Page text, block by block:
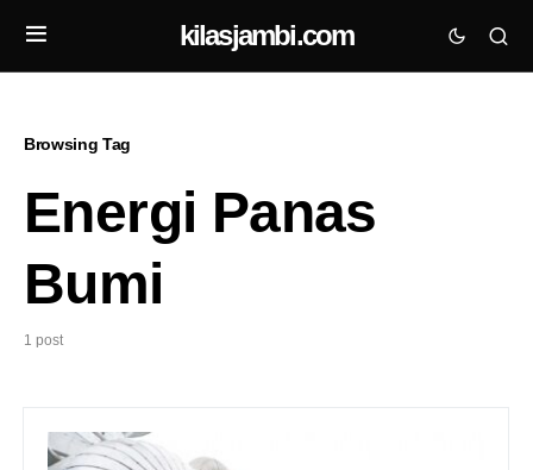
kilasjambi.com
Browsing Tag
Energi Panas
Bumi
1 post